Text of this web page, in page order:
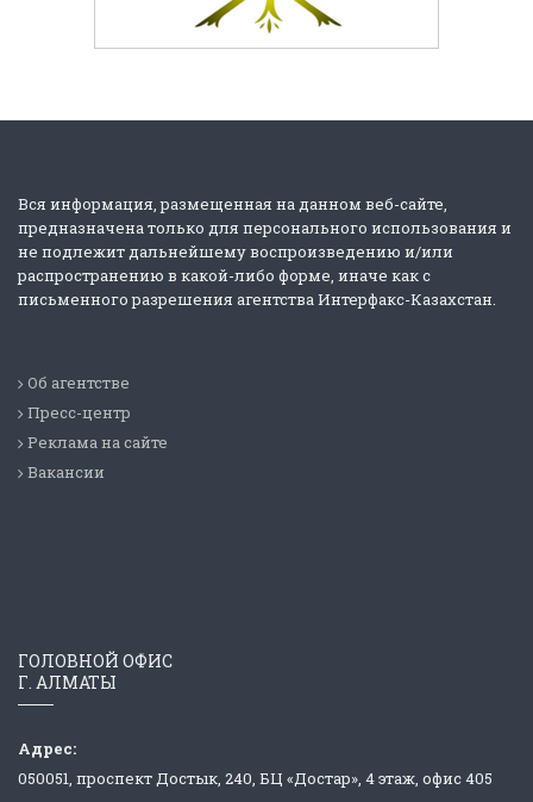
Вся информация, размещенная на данном веб-сайте,
предназначена только для персонального использования и
не подлежит дальнейшему воспроизведению и/или
распространению в какой-либо форме, иначе как с
письменного разрешения агентства Интерфакс-Казахстан.
Об агентстве
Пресс-центр
Реклама на сайте
Вакансии
ГОЛОВНОЙ ОФИС
Г. АЛМАТЫ
Адрес:
050051, проспект Достык, 240, БЦ «Достар», 4 этаж, офис 405